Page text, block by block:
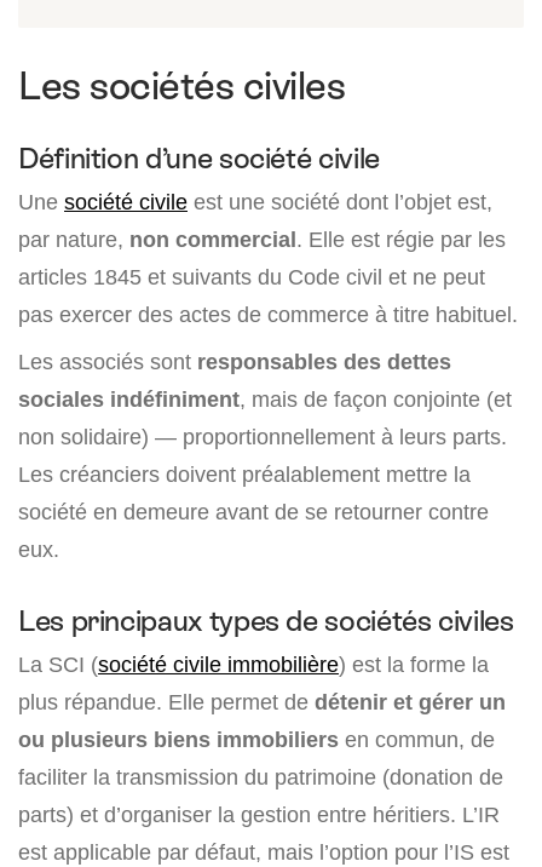
Les sociétés civiles
Définition d’une société civile
Une société civile est une société dont l’objet est,
par nature, non commercial. Elle est régie par les
articles 1845 et suivants du Code civil et ne peut
pas exercer des actes de commerce à titre habituel.
Les associés sont responsables des dettes
sociales indéfiniment, mais de façon conjointe (et
non solidaire) — proportionnellement à leurs parts.
Les créanciers doivent préalablement mettre la
société en demeure avant de se retourner contre
eux.
Les principaux types de sociétés civiles
La SCI (société civile immobilière) est la forme la
plus répandue. Elle permet de détenir et gérer un
ou plusieurs biens immobiliers en commun, de
faciliter la transmission du patrimoine (donation de
parts) et d’organiser la gestion entre héritiers. L’IR
est applicable par défaut, mais l’option pour l’IS est